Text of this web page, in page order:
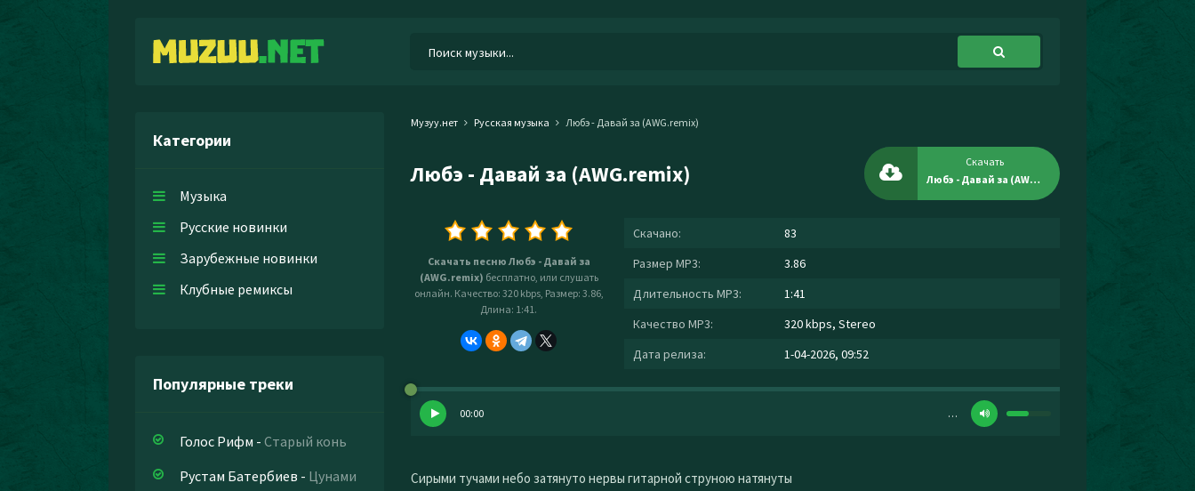
Категории
Музыка
Русские новинки
Зарубежные новинки
Клубные ремиксы
Популярные треки
Голос Рифм - Старый конь
Рустам Батербиев - Цунами
Музуу.нет Русская музыка Любэ - Давай за (AWG.remix)
Любэ - Давай за (AWG.remix)
Скачать
Любэ - Давай за (AWG.remix)
Скачать песню Любэ - Давай за
(AWG.remix) бесплатно, или слушать
онлайн. Качество: 320 kbps, Размер: 3.86,
Длина: 1:41.
Скачано:
83
Размер MP3:
3.86
Длительность MP3:
1:41
Качество MP3:
320 kbps, Stereo
Дата релиза:
1-04-2026, 09:52
00:00 …
Сирыми тучами небо затянуто нервы гитарной струною натянуты